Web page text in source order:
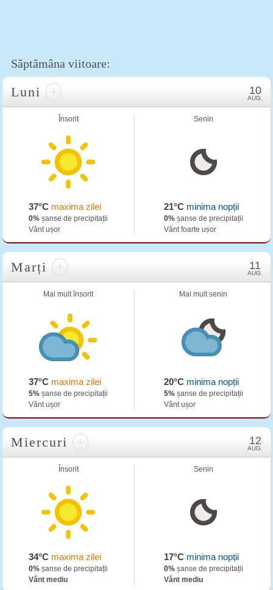
Săptămâna viitoare:
Luni + 10
AUG.
Însorit
37°C maxima zilei
0% șanse de precipitații
Vânt ușor
Senin
21°Cminima nopții
0%șanse de precipitații
Vânt foarte ușor
Marți + 11
AUG.
Mai mult însorit
37°C maxima zilei
5% șanse de precipitații
Vânt ușor
Mai mult senin
20°Cminima nopții
5%șanse de precipitații
Vânt ușor
Miercuri + 12
AUG.
Însorit
34°C maxima zilei
0% șanse de precipitații
Vânt mediu
Senin
17°Cminima nopții
0%șanse de precipitații
Vânt mediu